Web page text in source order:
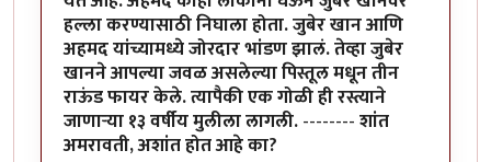
हल्ला करण्यासाठी निघाला होता. जुबेर खान आणि
अहमद यांच्यामध्ये जोरदार भांडण झालं. तेव्हा जुबेर
खानने आपल्या जवळ असलेल्या पिस्तूल मधून तीन
राऊंड फायर केले. त्यापैकी एक गोळी ही रस्त्याने
जाणाऱ्या १३ वर्षीय मुलीला लागली.--------शांत
अमरावती, अशांत होत आहे का?